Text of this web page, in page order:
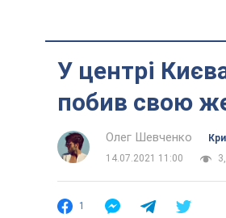
У центрі
побив свою
Олег Шевченко
14.07.2021 11:00
1